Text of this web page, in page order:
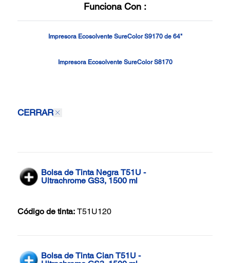
Funciona Con :
Impresora Ecosolvente SureColor S9170 de 64"
Impresora Ecosolvente SureColor S8170
CERRAR
Bolsa de Tinta Negra T51U -
Ultrachrome GS3, 1500 ml
Código de tinta: T51U120
Bolsa de Tinta Cian T51U -